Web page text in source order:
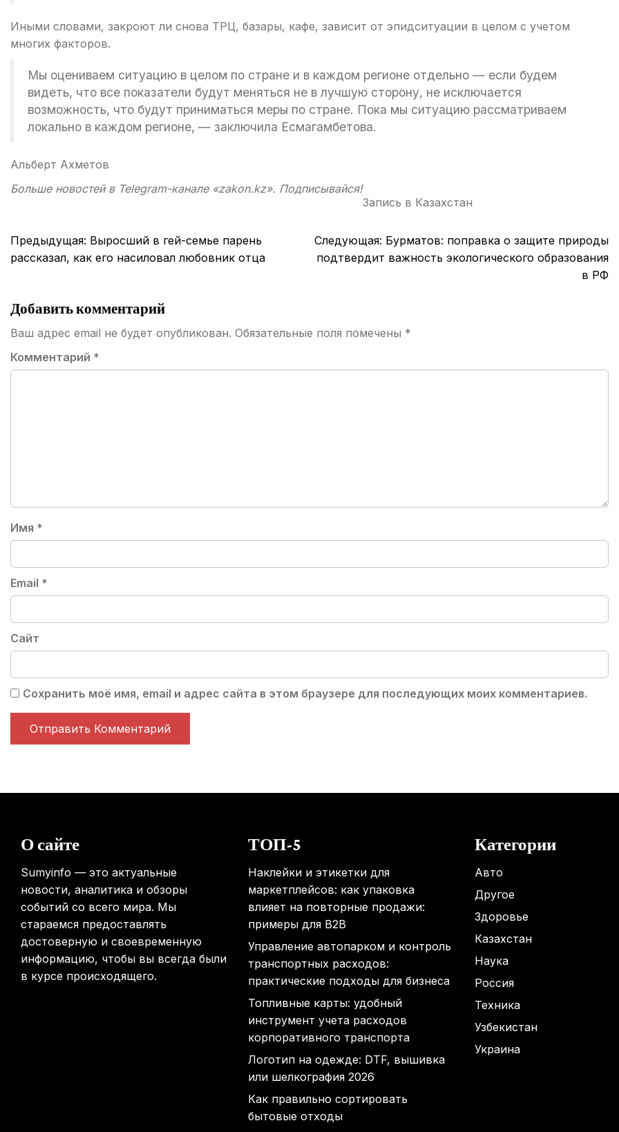
Иными словами, закроют ли снова ТРЦ, базары, кафе, зависит от эпидситуации в целом с учетом
многих факторов.
Мы оцениваем ситуацию в целом по стране и в каждом регионе отдельно — если будем
видеть, что все показатели будут меняться не в лучшую сторону, не исключается
возможность, что будут приниматься меры по стране. Пока мы ситуацию рассматриваем
локально в каждом регионе, — заключила Есмагамбетова.
Альберт Ахметов
Больше новостей в Telegram-канале «zakon.kz». Подписывайся!
Запись в Казахстан
Навигация
по
Предыдущая: Выросший в гей-семье парень
рассказал, как его насиловал любовник отца
Следующая: Бурматов: поправка о защите природы
подтвердит важность экологического образования
в РФ
Добавить комментарий
Ваш адрес email не будет опубликован. Обязательные поля помечены *
Комментарий *
Имя *
Email *
Сайт
Сохранить моё имя, email и адрес сайта в этом браузере для последующих моих комментариев.
О сайте
Sumyinfo — это актуальные
новости, аналитика и обзоры
событий со всего мира. Мы
стараемся предоставлять
достоверную и своевременную
информацию, чтобы вы всегда были
в курсе происходящего.
ТОП-5
Наклейки и этикетки для
маркетплейсов: как упаковка
влияет на повторные продажи:
примеры для B2B
Управление автопарком и контроль
транспортных расходов:
практические подходы для бизнеса
Топливные карты: удобный
инструмент учета расходов
корпоративного транспорта
Логотип на одежде: DTF, вышивка
или шелкография 2026
Как правильно сортировать
бытовые отходы
Категории
Авто
Другое
Здоровье
Казахстан
Наука
Россия
Техника
Узбекистан
Украина